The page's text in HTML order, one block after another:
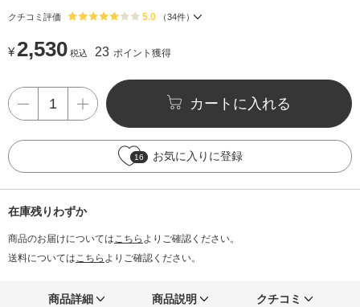
クチコミ評価 5.0 （34件）
¥ 2,530 税込 23 ポイント獲得
カートに入れる
16 お気に入りに登録
在庫残りわずか
商品のお届けについてはこちら よりご確認ください。
送料についてはこちら よりご確認ください。
商品詳細 商品説明 クチコミ